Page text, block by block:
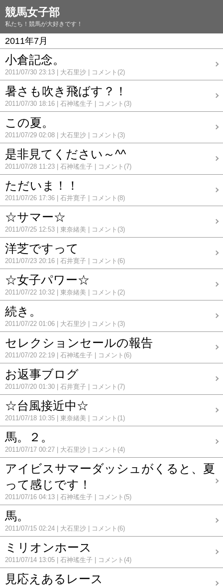
競馬女子部
私たち！競馬が大好きです！
2011年7月
小倉記念。
2011/07/30 23:13 大石里沙 コメント(2)
暑さも吹き飛ばす？！
2011/07/30 18:16 石神瑤生子 コメント(3)
この夏。
2011/07/29 02:08 大石里沙 コメント(3)
是非見てください～^^
2011/07/28 11:23 石神瑤生子 コメント(7)
ただいま！！
2011/07/26 17:36 石井寛子 コメント(8)
☆サマー☆
2011/07/25 12:53 東奈緒美 コメント(3)
洋芝ですって
2011/07/23 20:16 石井寛子 コメント(6)
☆女子パワー☆
2011/07/22 10:32 東奈緒美 コメント(2)
続き。
2011/07/22 01:06 大石里沙 コメント(3)
セレクションセールの報告
2011/07/20 22:19 石神瑤生子 コメント(6)
お返事ブログ
2011/07/20 01:30 石井寛子 コメント(7)
☆台風接近中☆
2011/07/18 10:35 東奈緒美 コメント(1)
馬。２。
2011/07/17 00:27 大石里沙 コメント(4)
アイビスサマーダッシュがくると、夏
って感じです！
2011/07/16 04:13 石神瑤生子 コメント(5)
馬。
2011/07/15 02:24 大石里沙 コメント(6)
ミリオンホース
2011/07/14 13:05 石神瑤生子 コメント(4)
見応えあるレース